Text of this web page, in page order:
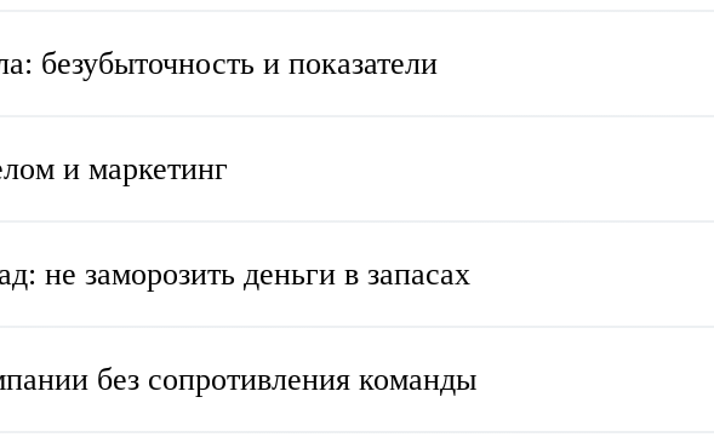
безубыточность и показатели
и маркетинг
не заморозить деньги в запасах
без сопротивления команды